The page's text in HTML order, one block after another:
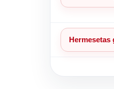
Hermesetas